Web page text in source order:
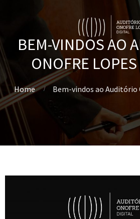
BEM-VINDOS AO
ONOFRE
Home Bem-vindos ao